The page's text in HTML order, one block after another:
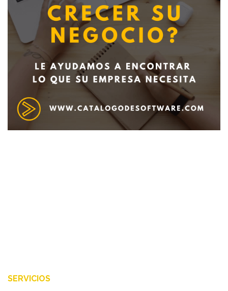
Deseo recibir información de otros Productos /
Servicios similares al solicitado
SERVICIOS